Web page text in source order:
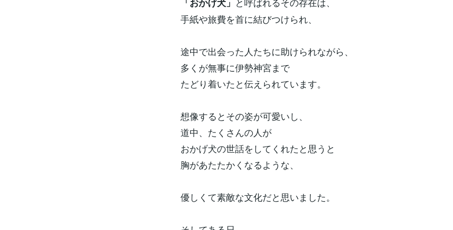
手紙や旅費を首に結びつけられ、
途中で出会った人たちに助けられながら、
多くが無事に伊勢神宮まで
たどり着いたと伝えられています。
想像するとその姿が可愛いし、
道中、たくさんの人が
おかげ犬の世話をしてくれたと思うと
胸があたたかくなるような、
優しくて素敵な文化だと思いました。